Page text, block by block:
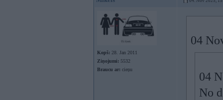
Kopš: 28. Jan 2011
Ziņojumi: 5532
Braucu ar: cieņu
04
04
No